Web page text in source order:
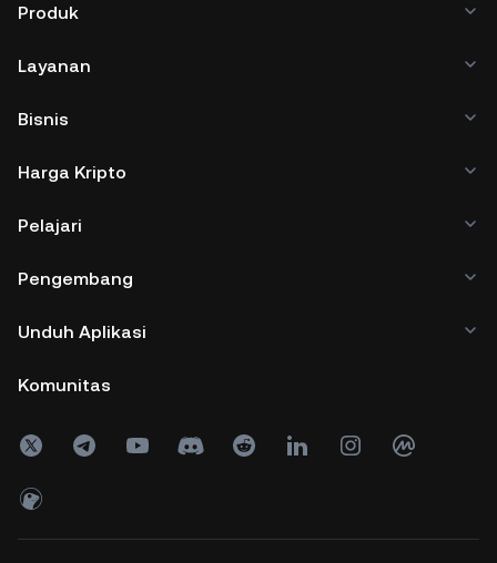
Produk
Layanan
Bisnis
Harga Kripto
Pelajari
Pengembang
Unduh Aplikasi
Komunitas